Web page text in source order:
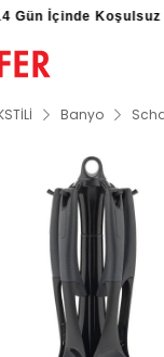
Gün İçinde Koşulsuz
Banyo